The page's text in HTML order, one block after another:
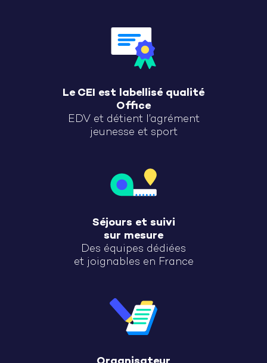
Le CEI est labellisé qualité
Office
EDV et détient l’agrément
jeunesse et sport
Séjours et suivi
sur mesure
Des équipes dédiées
et joignables en France